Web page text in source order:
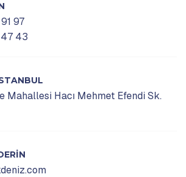
97
43
Mahallesi Hacı Mehmet Efendi Sk.